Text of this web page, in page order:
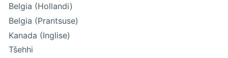
Belgia (Hollandi)
Belgia (Prantsuse)
Kanada (Inglise)
Tšehhi